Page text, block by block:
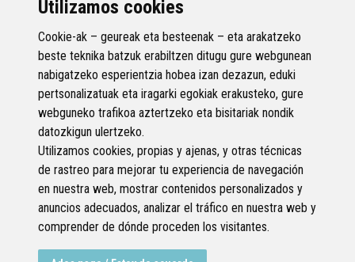
Utilizamos cookies
Cookie-ak – geureak eta besteenak – eta arakatzeko
beste teknika batzuk erabiltzen ditugu gure webgunean
nabigatzeko esperientzia hobea izan dezazun, eduki
pertsonalizatuak eta iragarki egokiak erakusteko, gure
webguneko trafikoa aztertzeko eta bisitariak nondik
datozkigun ulertzeko.
Utilizamos cookies, propias y ajenas, y otras técnicas
de rastreo para mejorar tu experiencia de navegación
en nuestra web, mostrar contenidos personalizados y
anuncios adecuados, analizar el tráfico en nuestra web y
comprender de dónde proceden los visitantes.
Página 39 de 99
Anterior Siguiente